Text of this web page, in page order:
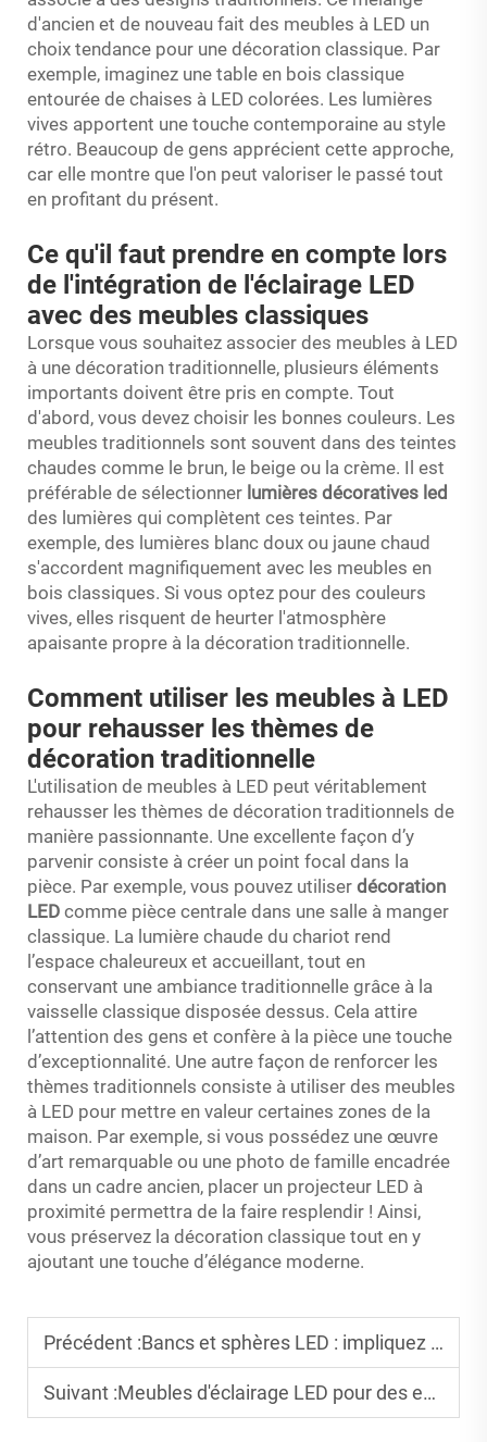
d'ancien et de nouveau fait des meubles à LED un
choix tendance pour une décoration classique. Par
exemple, imaginez une table en bois classique
entourée de chaises à LED colorées. Les lumières
vives apportent une touche contemporaine au style
rétro. Beaucoup de gens apprécient cette approche,
car elle montre que l'on peut valoriser le passé tout
en profitant du présent.
Ce qu'il faut prendre en compte lors
de l'intégration de l'éclairage LED
avec des meubles classiques
Lorsque vous souhaitez associer des meubles à LED
à une décoration traditionnelle, plusieurs éléments
importants doivent être pris en compte. Tout
d'abord, vous devez choisir les bonnes couleurs. Les
meubles traditionnels sont souvent dans des teintes
chaudes comme le brun, le beige ou la crème. Il est
préférable de sélectionner lumières décoratives led
des lumières qui complètent ces teintes. Par
exemple, des lumières blanc doux ou jaune chaud
s'accordent magnifiquement avec les meubles en
bois classiques. Si vous optez pour des couleurs
vives, elles risquent de heurter l'atmosphère
apaisante propre à la décoration traditionnelle.
Comment utiliser les meubles à LED
pour rehausser les thèmes de
décoration traditionnelle
L'utilisation de meubles à LED peut véritablement
rehausser les thèmes de décoration traditionnels de
manière passionnante. Une excellente façon d’y
parvenir consiste à créer un point focal dans la
pièce. Par exemple, vous pouvez utiliser décoration
LED comme pièce centrale dans une salle à manger
classique. La lumière chaude du chariot rend
l’espace chaleureux et accueillant, tout en
conservant une ambiance traditionnelle grâce à la
vaisselle classique disposée dessus. Cela attire
l’attention des gens et confère à la pièce une touche
d’exceptionnalité. Une autre façon de renforcer les
thèmes traditionnels consiste à utiliser des meubles
à LED pour mettre en valeur certaines zones de la
maison. Par exemple, si vous possédez une œuvre
d’art remarquable ou une photo de famille encadrée
dans un cadre ancien, placer un projecteur LED à
proximité permettra de la faire resplendir ! Ainsi,
vous préservez la décoration classique tout en y
ajoutant une touche d’élégance moderne.
Précédent :Bancs et sphères LED : impliquez les participants à l'événement
Suivant :Meubles d'éclairage LED pour des expériences interactives